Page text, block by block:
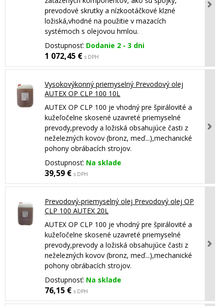
prevodové skrutky a nízkootáčkové klzné
ložiská,vhodné na použitie v mazacích
systémoch s olejovou hmlou.
Dostupnosť: Dodanie 2 - 3 dni
1 072,45 € s DPH
Vysokovýkonný priemyselný Prevodový olej
AUTEX OP CLP 100 10L
AUTEX OP CLP 100 je vhodný pre špirálovité a
kužeľočelne skosené uzavreté priemyselné
prevody,prevody a ložiská obsahujúce časti z
neželezných kovov (bronz, meď...),mechanické
pohony obrábacích strojov.
Dostupnosť: Na sklade
39,59 € s DPH
Prevodový-priemyselný olej Prevodový olej OP
CLP 100 AUTEX 20L
AUTEX OP CLP 100 je vhodný pre špirálovité a
kužeľočelne skosené uzavreté priemyselné
prevody,prevody a ložiská obsahujúce časti z
neželezných kovov (bronz, meď...),mechanické
pohony obrábacích strojov.
Dostupnosť: Na sklade
76,15 € s DPH